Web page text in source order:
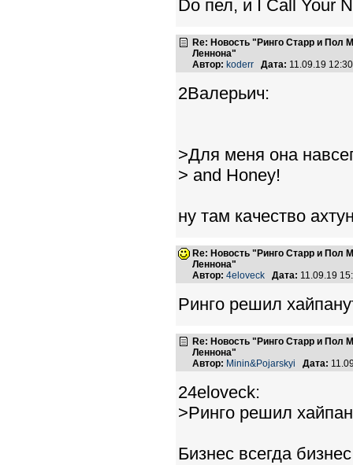
Dо пел, и I Call Your
Re: Новость "Ринго Старр и Пол
Леннона"
Автор: koderr Дата: 11.09.19
2Валерьич:
>Для меня она
> and Honey!
ну там качество
Re: Новость "Ринго Старр и Пол
Леннона"
Автор: 4eloveck Дата: 11.09.19
Ринго решил
Re: Новость "Ринго Старр и Пол
Леннона"
Автор: Minin&Pojarskyi Дата:
24eloveck:
>Ринго решил
Бизнес всегда